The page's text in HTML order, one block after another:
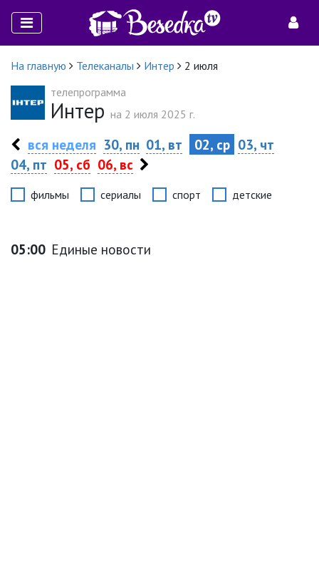
На главную Телеканалы Интер
2 июля
телепрограмма
Интер на 2 июля 2025 г.
вся неделя 30, пн 01, вт 02, ср 03, чт
04, пт 05, сб 06, вс
фильмы сериалы спорт детские
05:00 Единые новости